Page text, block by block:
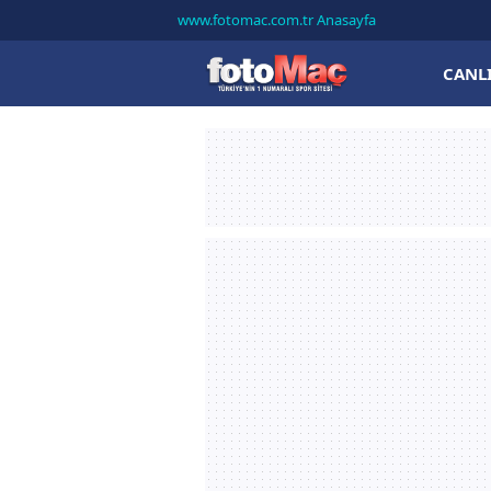
www.fotomac.com.tr Anasayfa